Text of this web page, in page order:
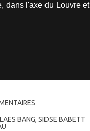
dans l'axe du Louvre et
BANG,SIDSE BABETT